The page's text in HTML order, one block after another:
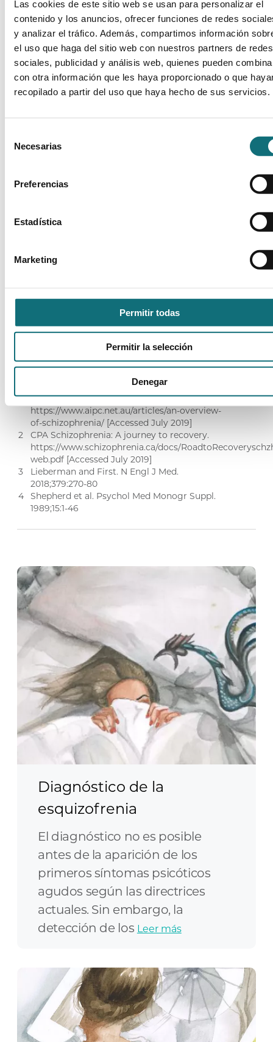
Las cookies de este sitio web se usan para personalizar el
contenido y los anuncios, ofrecer funciones de redes
y analizar el tráfico. Además, compartimos información
el uso que haga del sitio web con nuestros partners de redes
sociales, publicidad y análisis web, quienes pueden
con otra información que les haya proporcionado o que
recopilado a partir del uso que haya hecho de sus servicios.
Necesarias
Preferencias
Estadística
Marketing
Permitir todas
Permitir la selección
Denegar
Follow-up Study of Outcome and Prediction in a Representative Sample
1989.
AIPC Overview of Schizophrenia.
https://www.aipc.net.au/articles/an-overview-
of-schizophrenia/ [Accessed July 2019]
CPA Schizophrenia: A journey to recovery.
https://www.schizophrenia.ca/docs/
web.pdf [Accessed July 2019]
Lieberman and First. N Engl J Med.
2018;379:270-80
Shepherd et al. Psychol Med Monogr Suppl.
1989;15:1-46
Diagnóstico de la
esquizofrenia
El diagnóstico no es posible
antes de la aparición de los
primeros síntomas psicóticos
agudos según las directrices
actuales. Sin embargo, la
detección de los Leer más